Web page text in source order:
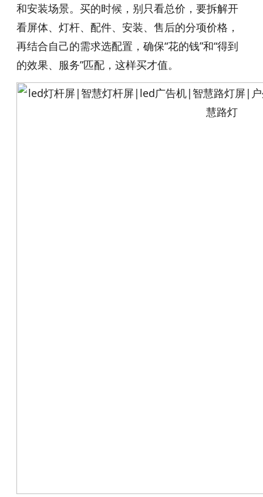
和安装场景。买的时候，别只看总价，要拆解开
看屏体、灯杆、配件、安装、售后的分项价格，
再结合自己的需求选配置，确保“花的钱”和“得到
的效果、服务”匹配，这样买才值。